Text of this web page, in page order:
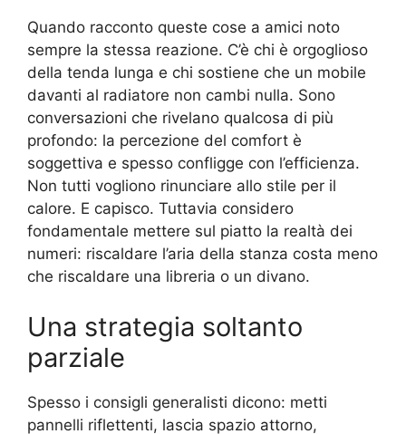
Quando racconto queste cose a amici noto
sempre la stessa reazione. C’è chi è orgoglioso
della tenda lunga e chi sostiene che un mobile
davanti al radiatore non cambi nulla. Sono
conversazioni che rivelano qualcosa di più
profondo: la percezione del comfort è
soggettiva e spesso confligge con l’efficienza.
Non tutti vogliono rinunciare allo stile per il
calore. E capisco. Tuttavia considero
fondamentale mettere sul piatto la realtà dei
numeri: riscaldare l’aria della stanza costa meno
che riscaldare una libreria o un divano.
Una strategia soltanto
parziale
Spesso i consigli generalisti dicono: metti
pannelli riflettenti, lascia spazio attorno,